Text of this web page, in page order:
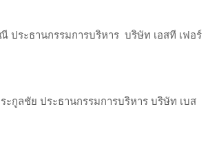
ประธานกรรมการบริหาร บริษัท เอสที เฟอร์
กูลชัย ประธานกรรมการบริหาร บริษัท เบส